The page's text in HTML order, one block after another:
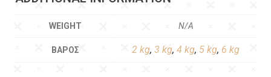
WEIGHT N/A
ΒΆΡΟΣ 2 kg, 3 kg, 4 kg, 5 kg, 6 kg